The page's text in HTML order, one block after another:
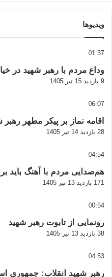
ویدیوها
01:37
وداع مردم با رهبر شهید در
9 بازدید 15 تیر 1405
06:07
اقامه نماز بر پیکر مطهر
28 بازدید 14 تیر 1405
04:54
هم‌صدایی مردم با آهنگ باید
171 بازدید 13 تیر 1405
00:54
رونمایی از تابوت رهبر شهید
38 بازدید 13 تیر 1405
04:53
رهبر شهید انقلاب: جمهوری